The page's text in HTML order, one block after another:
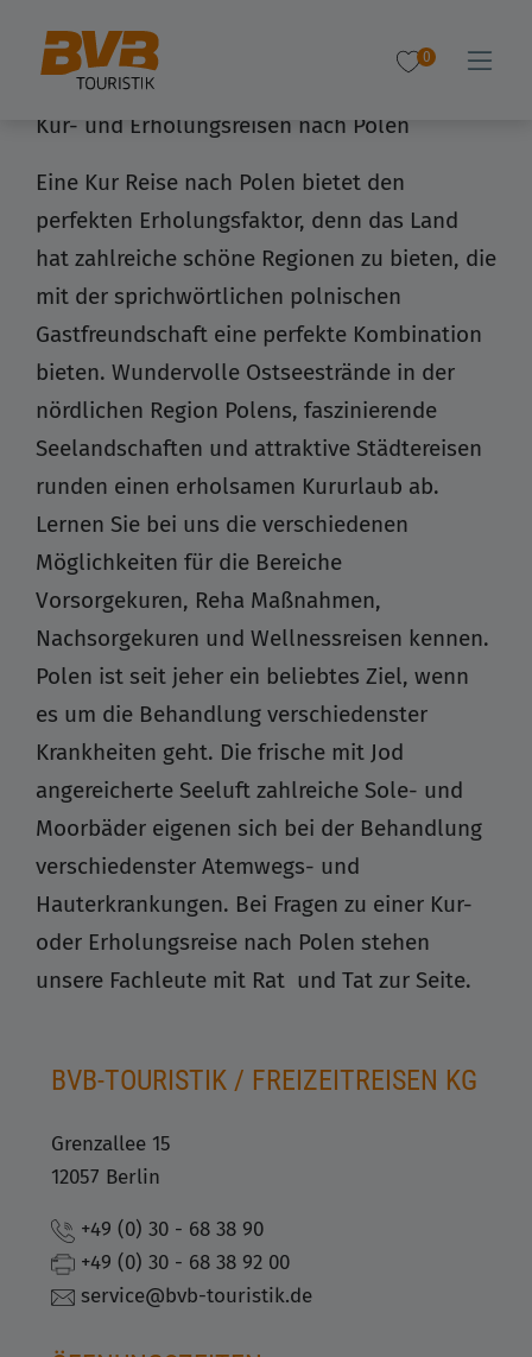
0
Kur- und Erholungsreisen nach Polen
Eine Kur Reise nach Polen bietet den
perfekten Erholungsfaktor, denn das Land
hat zahlreiche schöne Regionen zu bieten, die
mit der sprichwörtlichen polnischen
Gastfreundschaft eine perfekte Kombination
bieten. Wundervolle Ostseestrände in der
nördlichen Region Polens, faszinierende
Seelandschaften und attraktive Städtereisen
runden einen erholsamen Kururlaub ab.
Lernen Sie bei uns die verschiedenen
Möglichkeiten für die Bereiche
Vorsorgekuren, Reha Maßnahmen,
Nachsorgekuren und Wellnessreisen kennen.
Polen ist seit jeher ein beliebtes Ziel, wenn
es um die Behandlung verschiedenster
Krankheiten geht. Die frische mit Jod
angereicherte Seeluft zahlreiche Sole- und
Moorbäder eigenen sich bei der Behandlung
verschiedenster Atemwegs- und
Hauterkrankungen. Bei Fragen zu einer Kur-
oder Erholungsreise nach Polen stehen
unsere Fachleute mit Rat und Tat zur Seite.
BVB-TOURISTIK / FREIZEITREISEN KG
Grenzallee 15
12057 Berlin
+49 (0) 30 - 68 38 90
+49 (0) 30 - 68 38 92 00
service@bvb-touristik.de